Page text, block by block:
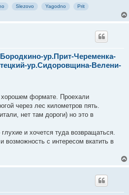
Slezovo Yagodno Prit
ур.Прит-Череменка-
ур.Сидоровщина-Велени-
формате. Проехали
через лес километров пять.
нет там дороги) но это в
и хочется туда возвращаться.
возможность с интересом вкатить в